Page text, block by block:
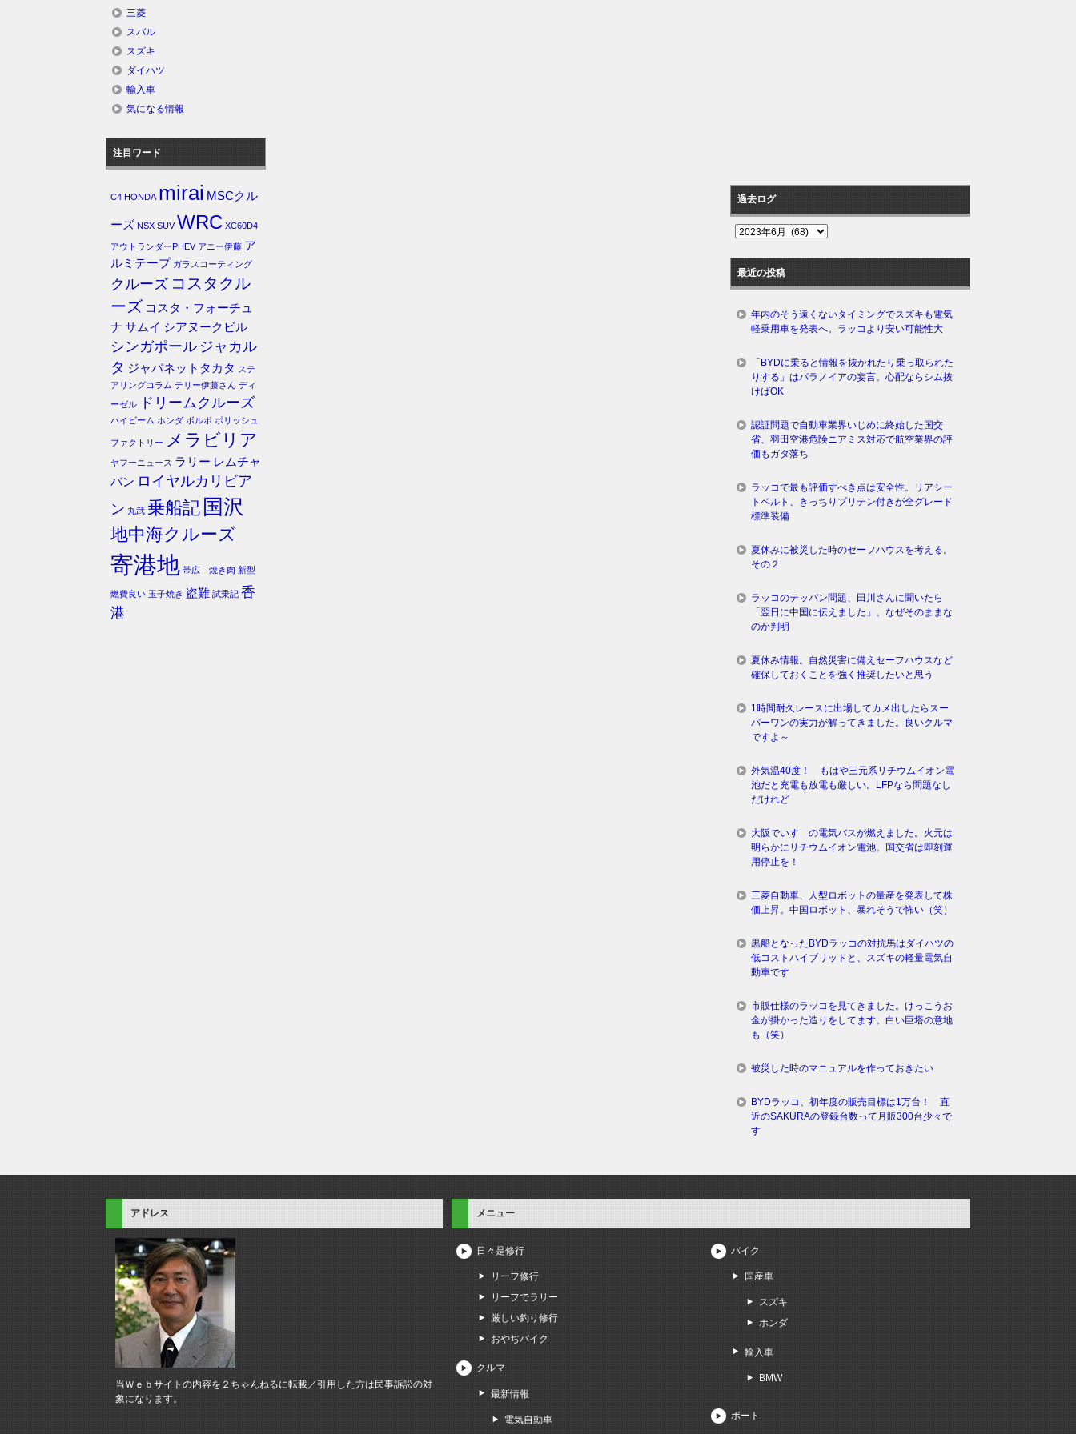
三菱
スバル
スズキ
ダイハツ
輸入車
気になる情報
注目ワード
C4 HONDA mirai MSCクル
ーズ NSX SUV WRC XC60D4
アウトランダーPHEV アニー伊藤 ア
ルミテープ ガラスコーティング
クルーズ コスタクル
ーズ コスタ・フォーチュ
ナ サムイ シアヌークビル
シンガポール ジャカル
タ ジャパネットタカタ ステ
アリングコラム テリー伊藤さん ディ
ーゼル
ドリームクルーズ
ハイビーム ホンダ ボルボ ポリッシュ
ファクトリー メラビリア
ヤフーニュース ラリー レムチャ
バン ロイヤルカリビア
ン 丸武 乗船記 国沢
地中海クルーズ
寄港地 帯広 焼き肉 新型
燃費良い 玉子焼き 盗難 試乗記 香
港
過去ログ
過
ロ
グ
最近の投稿
年内のそう遠くないタイミングでスズキも電気
軽乗用車を発表へ。ラッコより安い可能性大
「BYDに乗ると情報を抜かれたり乗っ取られた
りする」はパラノイアの妄言。心配ならシム抜
けばOK
認証問題で自動車業界いじめに終始した国交
省、羽田空港危険ニアミス対応で航空業界の評
価もガタ落ち
ラッコで最も評価すべき点は安全性。リアシー
トベルト、きっちりプリテン付きが全グレード
標準装備
夏休みに被災した時のセーフハウスを考える。
その２
ラッコのテッパン問題、田川さんに聞いたら
「翌日に中国に伝えました」。なぜそのままな
のか判明
夏休み情報。自然災害に備えセーフハウスなど
確保しておくことを強く推奨したいと思う
1時間耐久レースに出場してカメ出したらスー
パーワンの実力が解ってきました。良いクルマ
ですよ～
外気温40度！ もはや三元系リチウムイオン電
池だと充電も放電も厳しい。LFPなら問題なし
だけれど
大阪でいすゞの電気バスが燃えました。火元は
明らかにリチウムイオン電池。国交省は即刻運
用停止を！
三菱自動車、人型ロボットの量産を発表して株
価上昇。中国ロボット、暴れそうで怖い（笑）
黒船となったBYDラッコの対抗馬はダイハツの
低コストハイブリッドと、スズキの軽量電気自
動車です
市販仕様のラッコを見てきました。けっこうお
金が掛かった造りをしてます。白い巨塔の意地
も（笑）
被災した時のマニュアルを作っておきたい
BYDラッコ、初年度の販売目標は1万台！ 直
近のSAKURAの登録台数って月販300台少々で
す
アドレス
当Ｗｅｂサイトの内容を２ちゃんねるに転載／引用した方は民事訴訟の対
象になります。
メニュー
日々是修行
リーフ修行
リーフでラリー
厳しい釣り修行
おやぢバイク
クルマ
最新情報
電気自動車
バイク
国産車
スズキ
ホンダ
輸入車
BMW
ボート